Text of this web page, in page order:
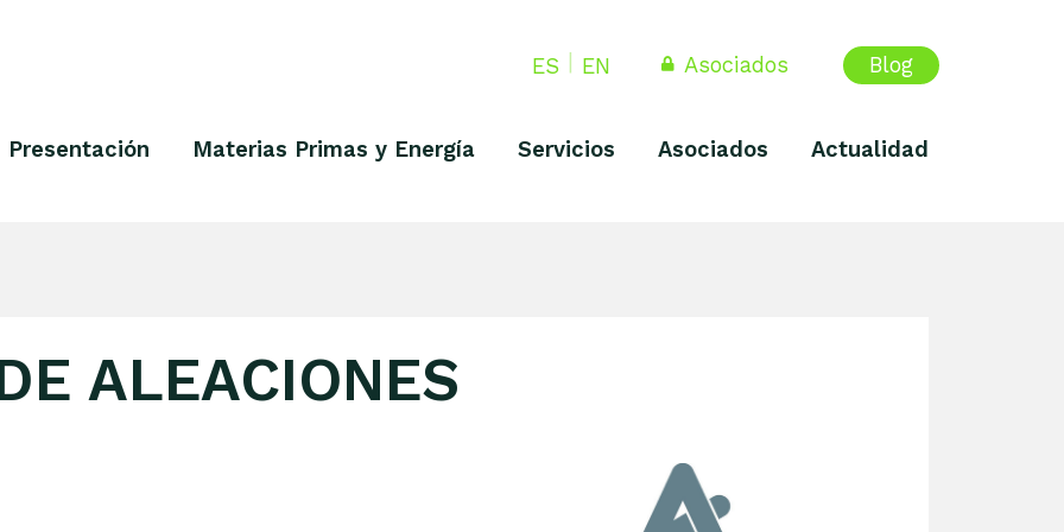
ES EN Asociados Blog
Presentación Materias Primas y Energía Servicios Asociados Actualidad
ALEACIONES